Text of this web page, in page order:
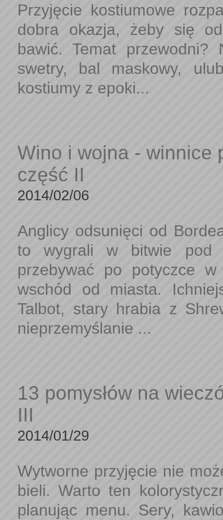
Przyjęcie kostiumowe
dobra okazja, żeby się
bawić. Temat przewodni?
swetry, bal maskowy,
kostiumy z epoki...
Wino i wojna - winnice
część II
2014/02/06
Anglicy odsunięci od
to wygrali w bitwie pod
przebywać po potyczce
wschód od miasta.
Talbot, stary hrabia z
nieprzemyślanie ...
13 pomysłów na
III
2014/01/29
Wytworne przyjęcie nie
bieli. Warto ten
planując menu. Sery,